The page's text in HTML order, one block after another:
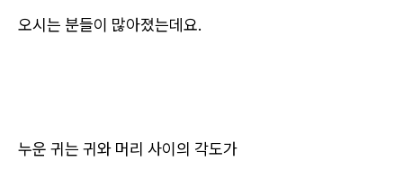
오시는 분들이 많아졌는데요.
누운 귀는 귀와 머리 사이의 각도가